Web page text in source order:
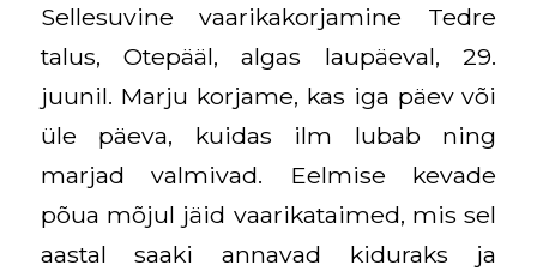
Sellesuvine vaarikakorjamine Tedre
talus, Otepääl, algas laupäeval, 29.
juunil. Marju korjame, kas iga päev või
üle päeva, kuidas ilm lubab ning
marjad valmivad. Eelmise kevade
põua mõjul jäid vaarikataimed, mis sel
aastal saaki annavad kiduraks ja